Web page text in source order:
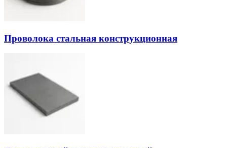
Проволока стальная конструкционная